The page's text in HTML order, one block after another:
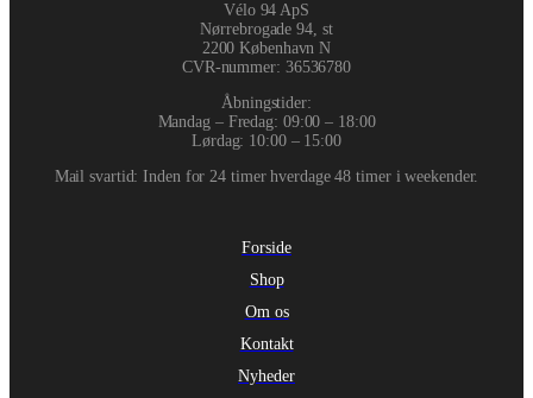
Vélo 94 ApS
Nørrebrogade 94, st
2200 København N
CVR-nummer: 36536780
Åbningstider:
Mandag – Fredag: 09:00 – 18:00
Lørdag: 10:00 – 15:00
Mail svartid: Inden for 24 timer hverdage 48 timer i weekender.
Forside
Shop
Om os
Kontakt
Nyheder